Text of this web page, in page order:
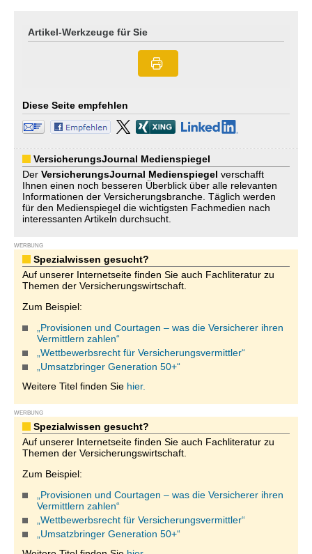
Artikel-Werkzeuge für Sie
Diese Seite empfehlen
VersicherungsJournal Medienspiegel
Der VersicherungsJournal Medienspiegel verschafft
Ihnen einen noch besseren Überblick über alle relevanten
Informationen der Versicherungsbranche. Täglich werden
für den Medienspiegel die wichtigsten Fachmedien nach
interessanten Artikeln durchsucht.
WERBUNG
Spezialwissen gesucht?
Auf unserer Internetseite finden Sie auch Fachliteratur zu
Themen der Versicherungswirtschaft.
Zum Beispiel:
„Provisionen und Courtagen – was die Versicherer ihren
Vermittlern zahlen“
„Wettbewerbsrecht für Versicherungsvermittler“
„Umsatzbringer Generation 50+“
Weitere Titel finden Sie hier.
WERBUNG
Spezialwissen gesucht?
Auf unserer Internetseite finden Sie auch Fachliteratur zu
Themen der Versicherungswirtschaft.
Zum Beispiel:
„Provisionen und Courtagen – was die Versicherer ihren
Vermittlern zahlen“
„Wettbewerbsrecht für Versicherungsvermittler“
„Umsatzbringer Generation 50+“